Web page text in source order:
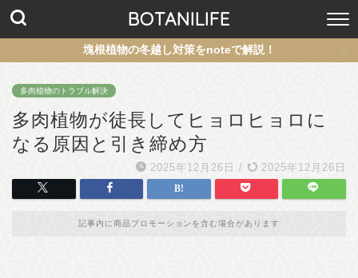
BOTANILIFE
塊根植物の冬越し対策をnoteで解説！
多肉植物のトラブル解決
多肉植物が徒長してヒョロヒョロに
なる原因と引き締め方
2025年12月26日 / 2025年12月26日
記事内に商品プロモーションを含む場合があります